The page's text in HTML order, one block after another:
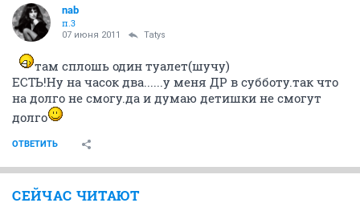
nab
п.3
07 июня 2011 Tatys
там сплошь один туалет(шучу)
ЕСТЬ!Ну на часок два......у меня ДР в субботу.так что
на долго не смогу.да и думаю детишки не смогут
долго
ОТВЕТИТЬ
СЕЙЧАС ЧИТАЮТ